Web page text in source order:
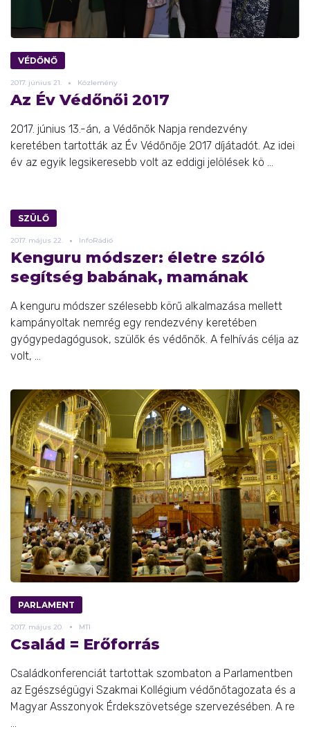
VÉDŐNŐ
2017. június 21. Közlemény
Az Év Védőnői 2017
2017. június 13.-án, a Védőnők Napja rendezvény
keretében tartották az Év Védőnője 2017 díjátadót. Az idei
év az egyik legsikeresebb volt az eddigi jelölések kö ...
SZÜLŐ
2017. május 22. InfoRádió
Kenguru módszer: életre szóló
segítség babának, mamának
A kenguru módszer szélesebb körű alkalmazása mellett
kampányoltak nemrég egy rendezvény keretében
gyógypedagógusok, szülők és védőnők. A felhívás célja az
volt, ...
PARLAMENT
2017. május 20. MTI
Család = Erőforrás
Családkonferenciát tartottak szombaton a Parlamentben
az Egészségügyi Szakmai Kollégium védőnőtagozata és a
Magyar Asszonyok Érdekszövetsége szervezésében. A re